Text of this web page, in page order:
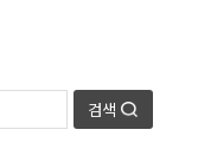
검색